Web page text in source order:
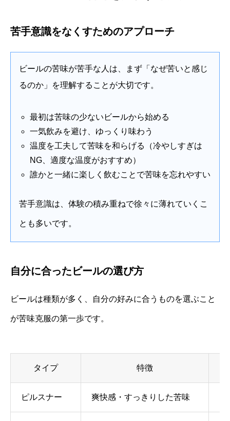
苦手意識をなくすためのアプローチ
ビールの苦味が苦手な人は、まず「なぜ苦いと感じ
るのか」を理解することが大切です。
最初は苦味の少ないビールから始める
一気飲みを避け、ゆっくり味わう
温度を工夫して苦味を和らげる（冷やしすぎは
NG、適度な温度がおすすめ）
誰かと一緒に楽しく飲むことで苦味を忘れやすい
苦手意識は、体験の積み重ねで徐々に薄れていくこ
とも多いです。
自分に合ったビールの選び方
ビールは種類が多く、自分の好みに合うものを選ぶこと
が苦味克服の第一歩です。
タイプ 特徴
ピルスナー 爽快感・すっきりした苦味